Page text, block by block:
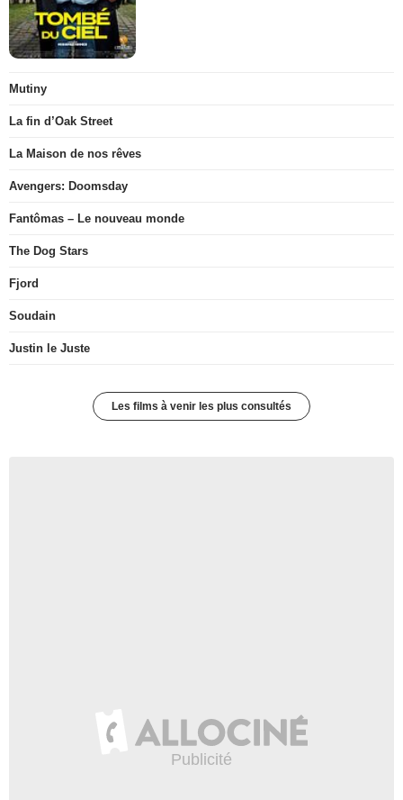
Mutiny
La fin d’Oak Street
La Maison de nos rêves
Avengers: Doomsday
Fantômas – Le nouveau monde
The Dog Stars
Fjord
Soudain
Justin le Juste
Les films à venir les plus consultés